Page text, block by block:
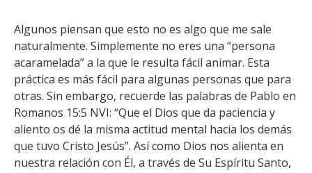
Algunos piensan que esto no es algo que me sale
naturalmente. Simplemente no eres una “persona
acaramelada” a la que le resulta fácil animar. Esta
práctica es más fácil para algunas personas que para
otras. Sin embargo, recuerde las palabras de Pablo en
Romanos 15:5 NVI: “Que el Dios que da paciencia y
aliento os dé la misma actitud mental hacia los demás
que tuvo Cristo Jesús”. Así como Dios nos alienta en
nuestra relación con Él, a través de Su Espíritu Santo,